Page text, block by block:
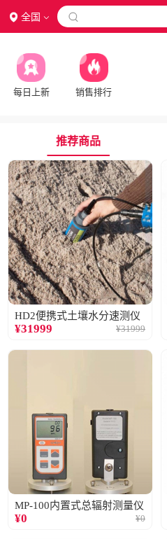
全国 
每日上新 销售排行
推荐商品
HD2便携式土壤水分速测仪
¥31999 ¥31999
MP-100内置式总辐射测量仪
¥0 ¥0